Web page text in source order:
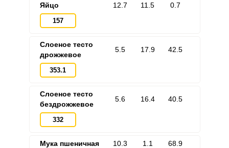
Яйцо
157
12.7 11.5 0.7
Слоеное тесто
дрожжевое
353.1
5.5 17.9 42.5
Слоеное тесто
бездрожжевое
332
5.6 16.4 40.5
Мука пшеничная 10.3 1.1 68.9